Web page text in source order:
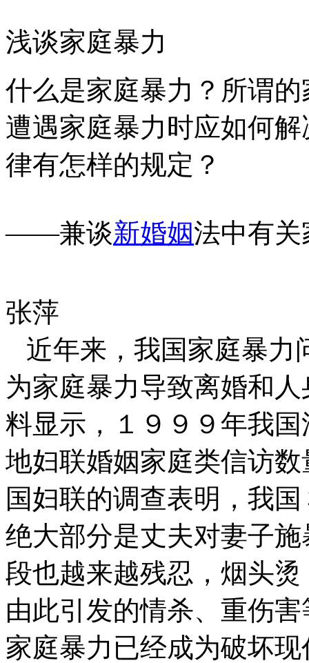
浅谈家庭暴力
什么是家庭暴力？所谓
遭遇家庭暴力时应如何
律有怎样的规定？
——兼谈新婚姻法中有
张萍
近年来，我国家庭暴力
为家庭暴力导致离婚和
料显示，１９９９年我
地妇联婚姻家庭类信访
国妇联的调查表明，我
绝大部分是丈夫对妻子
段也越来越残忍，烟头
由此引发的情杀、重伤
家庭暴力已经成为破坏